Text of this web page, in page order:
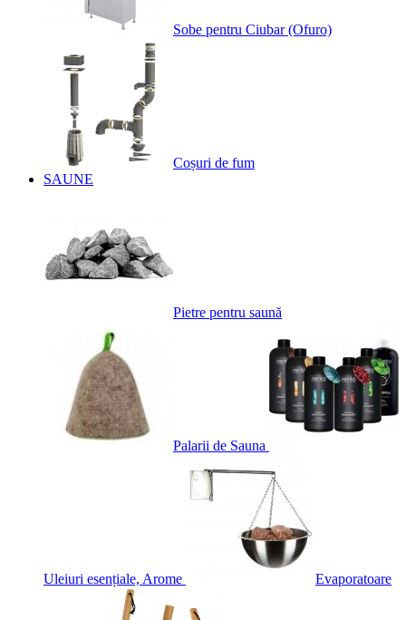
Sobe pentru Ciubar (Ofuro)
Coșuri de fum
SAUNE
Pietre pentru saună
Palarii de Sauna
Uleiuri esențiale, Arome Evaporatoare